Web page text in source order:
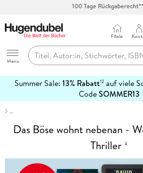
Abholung in über 100
Hugendubel
Menu
Filiale
Summer Sale: 13% Rabatt12auf viele
CodeSOMMER13
erfahren
…
Das Böse wohnt nebenan -
Thriller 4